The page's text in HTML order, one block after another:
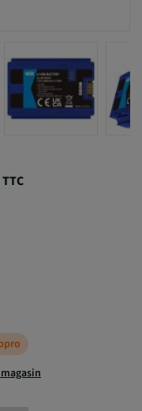
TTC